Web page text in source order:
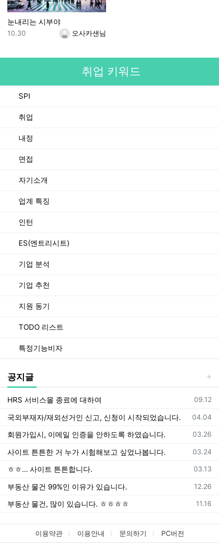
눈내리는 시부야
등록자오사카샌님
등록일
10.30
취업 키워드
SPI
취업
내정
면접
자기소개
업계 특징
인턴
ES(엔트리시트)
기업 분석
기업 추천
지원 동기
TODO 리스트
특정기능비자
공지글
등록일
09.12
HRS 서비스몰 종료에 대하여
등록일
04.04
국외부재자/재외선거인 신고, 신청이 시작되었습니다.
등록일
03.26
회원가입시, 이메일 인증을 안하도록 하였습니다.
등록일
03.24
사이트 튼튼한 거 누가 시험해보고 싶었나봅니다.
등록일
03.13
ㅎㅎ... 사이트 튼튼합니다.
등록일
12.26
부동산 물건 99%인 이유가 있습니다.
등록일
11.16
부동산 물건, 많이 있습니다. ㅎㅎㅎㅎ
이용약관 이용안내 문의하기 PC버전